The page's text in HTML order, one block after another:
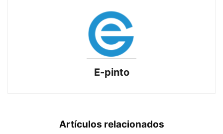
E-pinto
Artículos relacionados